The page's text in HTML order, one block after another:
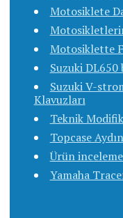
Motosiklete
Motosiklette
Suzuki DL650
Suzuki V-
Klavuzları
Teknik
Topcase
Ürün
Yamaha